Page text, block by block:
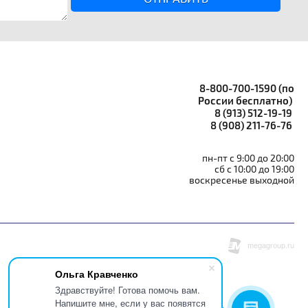
Ольга Кравченко
Здравствуйте! Готова помочь вам.
Напишите мне, если у вас появятся
8-800-700-1590 (по
России бесплатно)
8 (913) 512-19-19
8 (908) 211-76-76
пн-пт с 9:00 до 20:00
сб с 10:00 до 19:00
воскресенье выходной